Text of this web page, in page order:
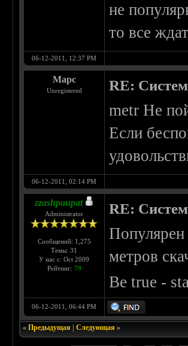
не
то все
06-12-2011, 12:37 PM
Марс
Unregistered RE:
metr Не
Если
06-12-2011, 02:14 PM
zzashpaupat
Administrator
Сообщений: 1,275
Темы: 31
У нас с: Oct 2009
Рейтинг: 79
RE:
метров
Be true -
06-12-2011, 06:44 PM
«Предыдущая |Следующая »